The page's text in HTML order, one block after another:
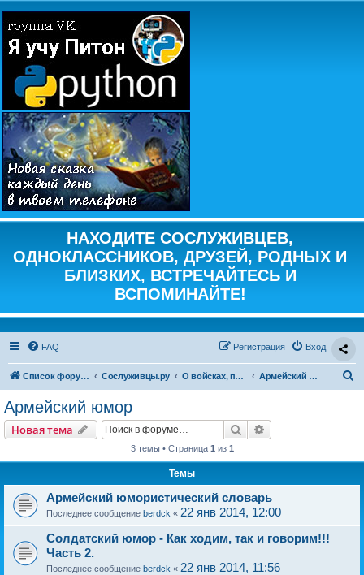
НАХОДИТЕ СОСЛУЖИВЦЕВ,
ОДНОКЛАССНИКОВ, ДРУЗЕЙ, РОДНЫХ И
БЛИЗКИХ, ВСТРЕЧАЙТЕСЬ И
ВСПОМИНАЙТЕ!
FAQ Вход
Регистрация
Список форумов Сослуживцы.ру О войсках, полках, частях... Армейский юмор
Армейский юмор
Новая тема Поиск
3 темы • Страница 1 из 1
Темы
Армейский юмористический словарь
Последнее сообщение berdck « 22 янв 2014, 12:00
Солдатский юмор - Как ходим, так и говорим!!!
Часть 2.
Последнее сообщение berdck « 22 янв 2014, 11:56